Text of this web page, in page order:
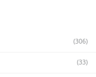
(306)
(33)